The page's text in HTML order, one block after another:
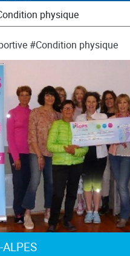
physique
#Condition physique